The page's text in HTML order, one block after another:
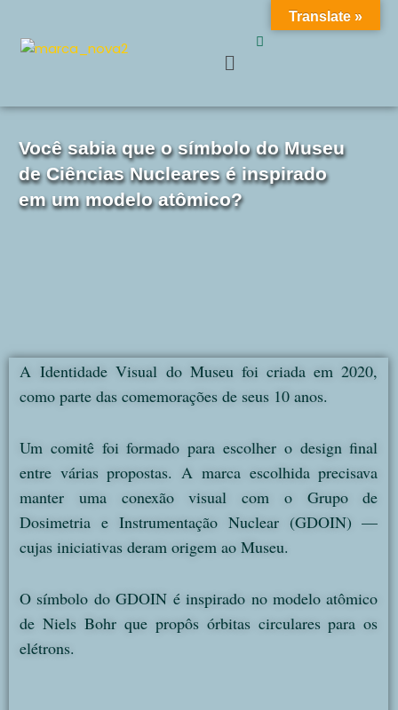
Pular
conteúdo
Você sabia que o símbolo do Museu
de Ciências Nucleares é inspirado
em um modelo atômico?
A Identidade Visual do Museu foi criada em 2020,
como parte das comemorações de seus 10 anos.
Um comitê foi formado para escolher o design final
entre várias propostas. A marca escolhida precisava
manter uma conexão visual com o Grupo de
Dosimetria e Instrumentação Nuclear (GDOIN) —
cujas iniciativas deram origem ao Museu.
O símbolo do GDOIN é inspirado no modelo atômico
de Niels Bohr que propôs órbitas circulares para os
elétrons.
Translate »
Got it!